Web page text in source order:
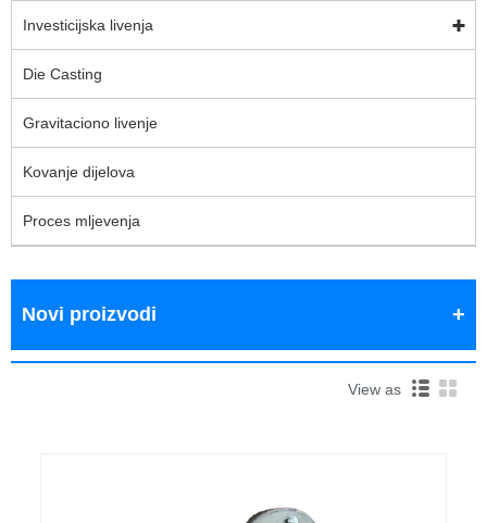
Investicijska livenja
Die Casting
Gravitaciono livenje
Kovanje dijelova
Proces mljevenja
Novi proizvodi
View as